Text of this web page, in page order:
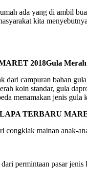
ada yang di ambil
kita
Gula
dari campuran bahan
koin standar, gula
menamakan jenis
congklak mainan anak-
permintaan pasar